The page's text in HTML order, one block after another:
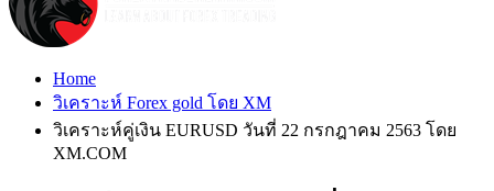
Home
วิเคราะห์ Forex gold โดย XM
วิเคราะห์คู่เงิน EURUSD วันที่ 22 กรกฎาคม 2563 โดย
XM.COM